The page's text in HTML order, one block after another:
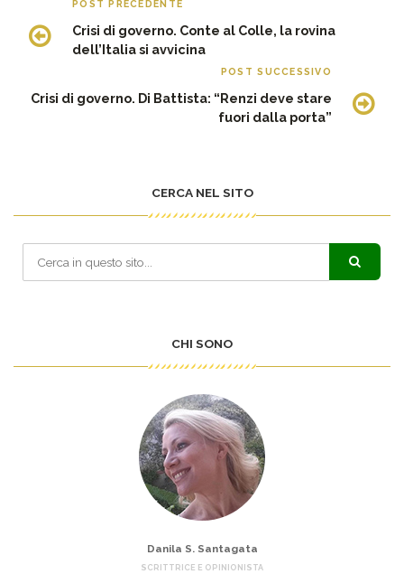
POST PRECEDENTE
Crisi di governo. Conte al Colle, la rovina
dell’Italia si avvicina
POST SUCCESSIVO
Crisi di governo. Di Battista: “Renzi deve stare
fuori dalla porta”
CERCA NEL SITO
CHI SONO
Danila S. Santagata
SCRITTRICE E OPINIONISTA